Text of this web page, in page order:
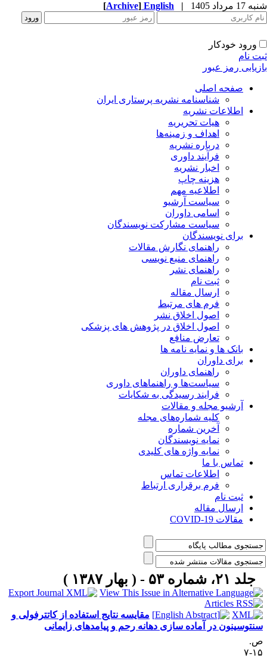
مرداد 1405 |
English
[Archive]
ورود خودکار
نام
رمز عبور
صفحه اصلی
شناسنامه نشریه پرستاری ایران
اطلاعات نشریه
هیات تحریریه
اهداف و زمینه‌ها
درباره نشریه
فرآیند داوری
اخبار نشریه
هزینه چاپ
اطلاعیه مهم
سیاست آرشیو
اسامی داوران
سیاست مشارکت نویسندگان
برای نویسندگان
راهنمای نگارش مقالات
راهنمای منبع نویسی
راهنمای نشر
ثبت نام
ارسال مقاله
فرم های مرتبط
اصول اخلاق نشر
اصول اخلاق در پژوهش های پزشکی
تعارض منافع
بانک ها و نمایه نامه ها
برای داوران
راهنمای داوران
سیاست‌ها و راهنماهای داوری
فرایند رسیدگی به شکایات
آرشیو مجله و مقالات
کلیه شماره‌های مجله
آخرین شماره
نمایه نویسندگان
نمایه واژه های کلیدی
تماس با ما
اطلاعات تماس
فرم برقراری ارتباط
ثبت نام
ارسال مقاله
مقالات COVID-19
جلد ۲۱، شماره ۵۳ - ( بهار ۱۳۸۷ )
مقایسه نتایج استفاده از کاتترفولی و
در آماده سازی دهانه رحم و پیامدهای زایمانی
۷